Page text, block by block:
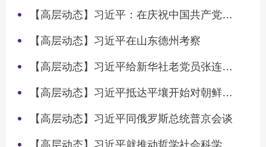
【高层动态】习近平：在庆祝中国共产党成立105周年大会上的讲话
【高层动态】习近平在山东德州考察
【高层动态】习近平给新华社老党员张连生回信强调 传承红色基因 在新征程上书写优异答卷
【高层动态】习近平抵达平壤开始对朝鲜进行国事访问
【高层动态】习近平同俄罗斯总统普京会谈
【高层动态】习近平就推动哲学社会科学高质量发展作出重要指示